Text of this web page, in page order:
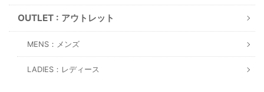
OUTLET : アウトレット
MENS：メンズ
LADIES：レディース